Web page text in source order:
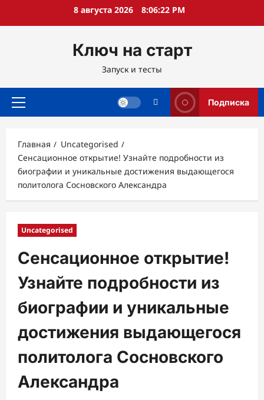
8 августа 2026 8:06:23 PM
Ключ на старт
Запуск и тесты
Основное
Подписка
Главная
Uncategorised
Сенсационное открытие! Узнайте подробности из
биографии и уникальные достижения выдающегося
политолога Сосновского Александра
Uncategorised
Сенсационное открытие!
Узнайте подробности из
биографии и уникальные
достижения выдающегося
политолога Сосновского
Александра